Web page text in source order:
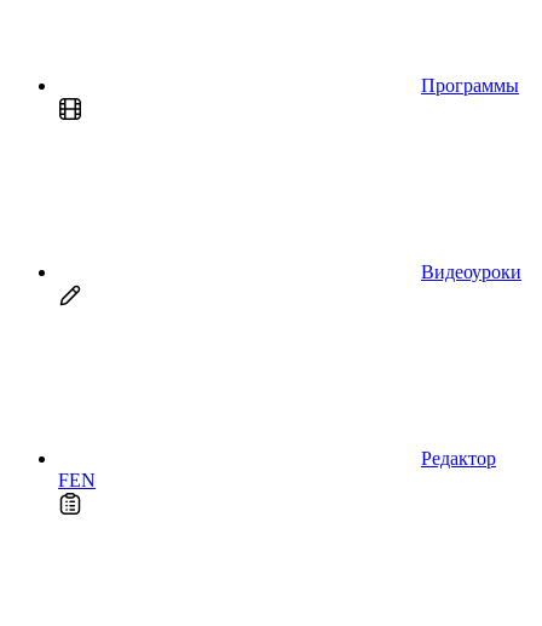
Программы
Видеоуроки
Редактор
FEN